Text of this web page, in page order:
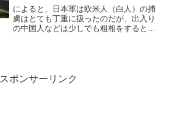
（取材報告モード）
によると、日本軍は欧米人（白人）の捕
虜はとても丁重に扱ったのだが、出入り
の中国人などは少しでも粗相をするとす
スポンサーリンク